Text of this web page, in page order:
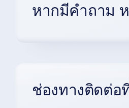
หากมีคำถาม
ช่องทางติดต่อ